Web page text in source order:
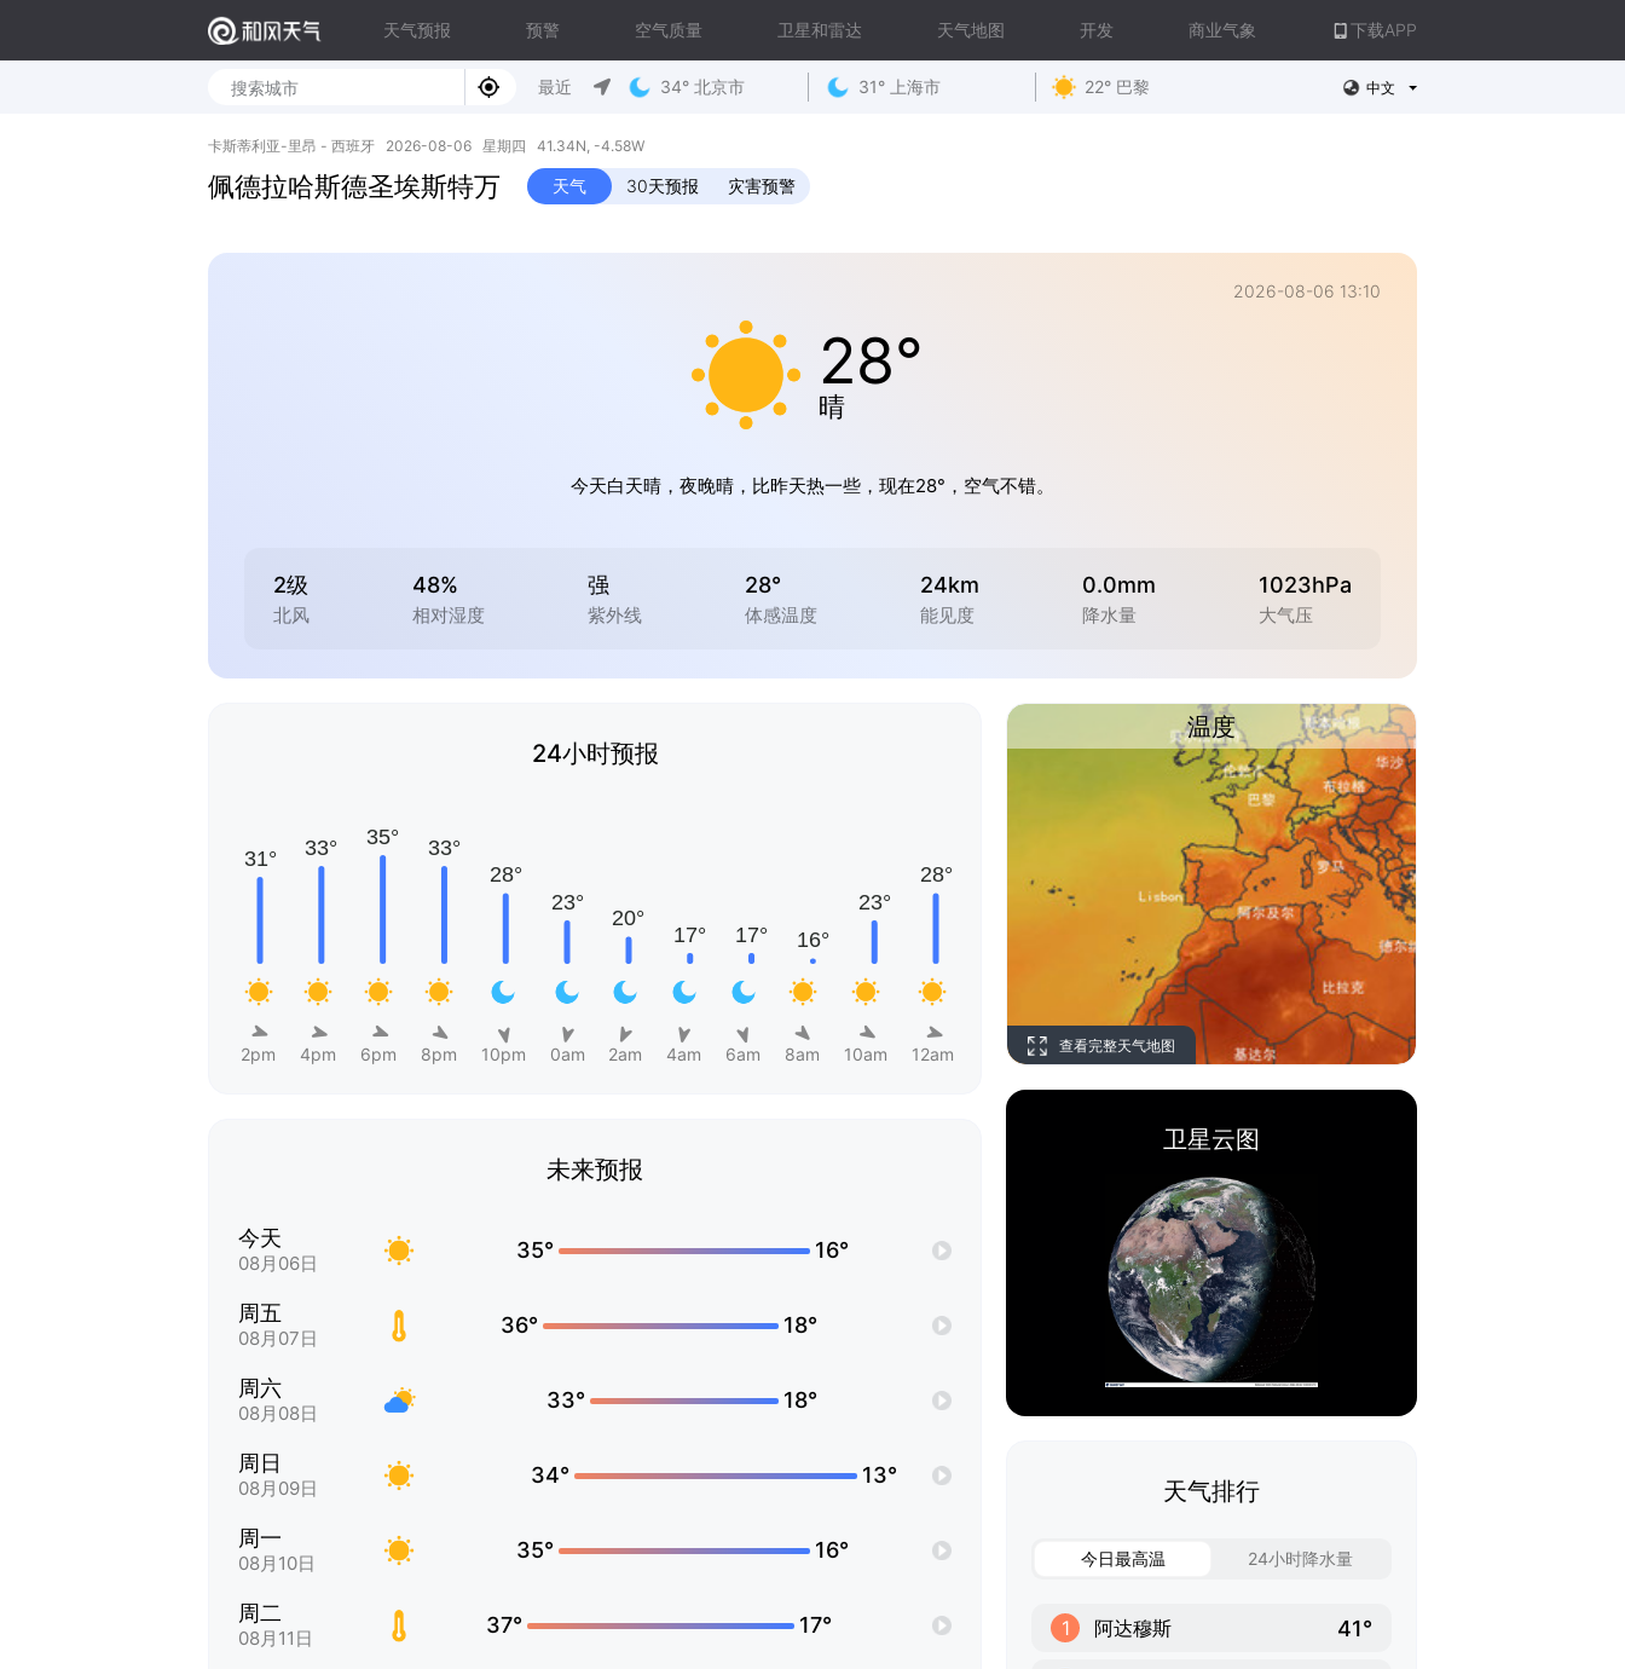
天气预报 预警 空气质量 卫星和雷达 天气地图 开发 商业气象 下载APP
最近 34° 北京市 31° 上海市 22° 巴黎 中文
卡斯蒂利亚-里昂 - 西班牙 2026-08-06 星期四 41.34N, -4.58W
佩德拉哈斯德圣埃斯特万 天气 30天预报 灾害预警
2026-08-06 13:10
28°
晴
今天白天晴，夜晚晴，比昨天热一些，现在28°，空气不错。
2级
北风
48%
相对湿度
强
紫外线
28°
体感温度
24km
能见度
0.0mm
降水量
1023hPa
大气压
24小时预报
2pm 4pm 6pm 8pm 10pm 0am 2am 4am 6am 8am 10am 12am
未来预报
今天
08月06日
35° 16°
周五
08月07日
36° 18°
周六
08月08日
33° 18°
周日
08月09日
34° 13°
周一
08月10日
35° 16°
周二
08月11日
37° 17°
温度
查看完整天气地图
卫星云图
天气排行
今日最高温 24小时降水量
1 阿达穆斯 41°